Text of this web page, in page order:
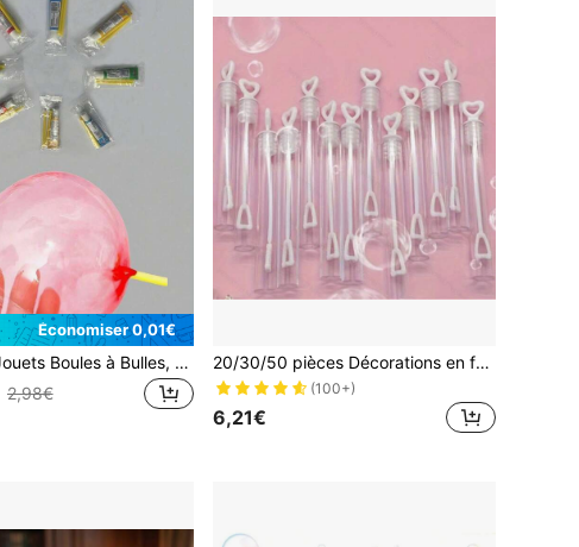
Économiser 0,01€
20 pièces Jouets Boules à Bulles, Ballons en Plastique Incassables, Chewing-gum à Bulles Coloré, Cadeau d'Anniversaire pour Fête en Plein Air
2,98€
20/30/50 pièces Décorations en forme de cœur, Fournitures pour mariage/anniversaire/fête, Décoration de bouteille vide
(100+)
6,21€